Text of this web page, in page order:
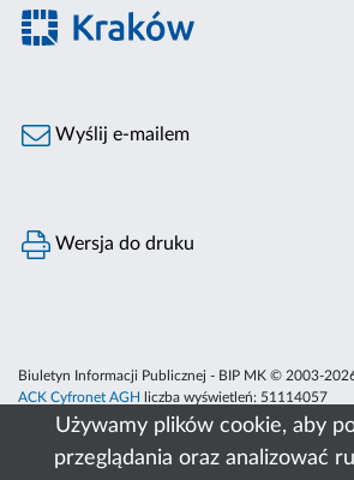
Używamy plików cookie, aby
przeglądania oraz analizować
Wyślij e-mailem
Wersja do druku
Biuletyn Informacji Publicznej - BIP MK © 2003-
ACK Cyfronet AGH
liczba wyświetleń: 51114057